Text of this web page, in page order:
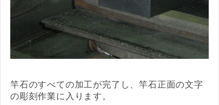
竿石のすべての加工が完了し、竿石正面の文字
の彫刻作業に入ります。